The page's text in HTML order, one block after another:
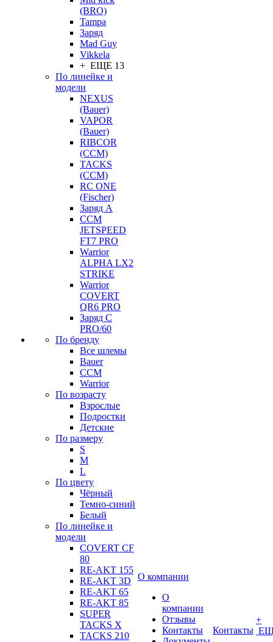
(BRO)
Tampa
Заряд
Mad Guy
Vikkela
+ ЕЩЕ 13
По линейке и
модели
NEXUS
(Bauer)
VAPOR
(Bauer)
RIBCOR
(CCM)
TACKS
(CCM)
RC ONE
(Fischer)
Заряд А
CCM
JETSPEED
FT7 PRO
Warrior
ALPHA LX2
STRIKE
Warrior
COVERT
QR6 PRO
Заряд С
PRO/60
По бренду
Все шлемы
Bauer
CCM
Warrior
По возрасту
Взрослые
Подростки
Детские
По размеру
S
M
L
По цвету
Чёрный
Темно-синий
Белый
По линейке и
модели
COVERT CF
80
RE-AKT 155
RE-AKT 3D
RE-AKT 65
RE-AKT 85
SUPER
TACKS X
TACKS 210
О компании
О
компании
Отзывы
Контакты
Контакты
+